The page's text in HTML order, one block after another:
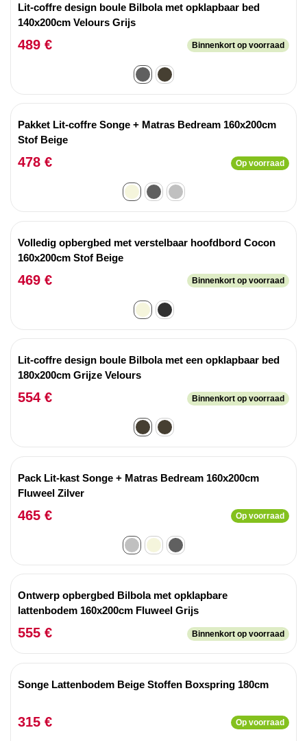
Lit-coffre design boule Bilbola met opklapbaar bed
140x200cm Velours Grijs
489 € Binnenkort op voorraad
Pakket Lit-coffre Songe + Matras Bedream 160x200cm
Stof Beige
478 € Op voorraad
Volledig opbergbed met verstelbaar hoofdbord Cocon
160x200cm Stof Beige
469 € Binnenkort op voorraad
Lit-coffre design boule Bilbola met een opklapbaar bed
180x200cm Grijze Velours
554 € Binnenkort op voorraad
Pack Lit-kast Songe + Matras Bedream 160x200cm
Fluweel Zilver
465 € Op voorraad
Ontwerp opbergbed Bilbola met opklapbare
lattenbodem 160x200cm Fluweel Grijs
555 € Binnenkort op voorraad
Songe Lattenbodem Beige Stoffen Boxspring 180cm
315 € Op voorraad